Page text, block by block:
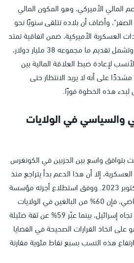
المالي الأميركي، وهو المكون المالي
وأضاف أن بلاده تتلقى سنويًا نحو
العسكرية الأميركية، ضمن اتفاقية تمتد
من عام 2018 حتى 2028، وتشمل تقديم ما مجموعه 38 مليار دولار،
لإعادة ضبط العلاقة المالية بين
على أنه لا يريد الانتظار حتى
هذه الخطوة فورًا.
والسياسي في الولايات
بتوافق واسع بين الحزبين في الكونغرس
إلا أن هذا الدعم بدأ يتراجع منذ
اندلاع الحرب في غزة في أكتوبر 2023. ووفق استطلاع أجرته مؤسسة
"بيو" للأبحاث في مارس الماضي، فإن 60% من البالغين في الولايات
المتحدة لديهم نظرة سلبية تجاه إسرائيل، بينما عبّر 59% عن ثقة ضئيلة
اتخاذ القرارات الصحيحة في القضايا
ارتفاع هذه النسب بسبع نقاط مئوية مقارنة